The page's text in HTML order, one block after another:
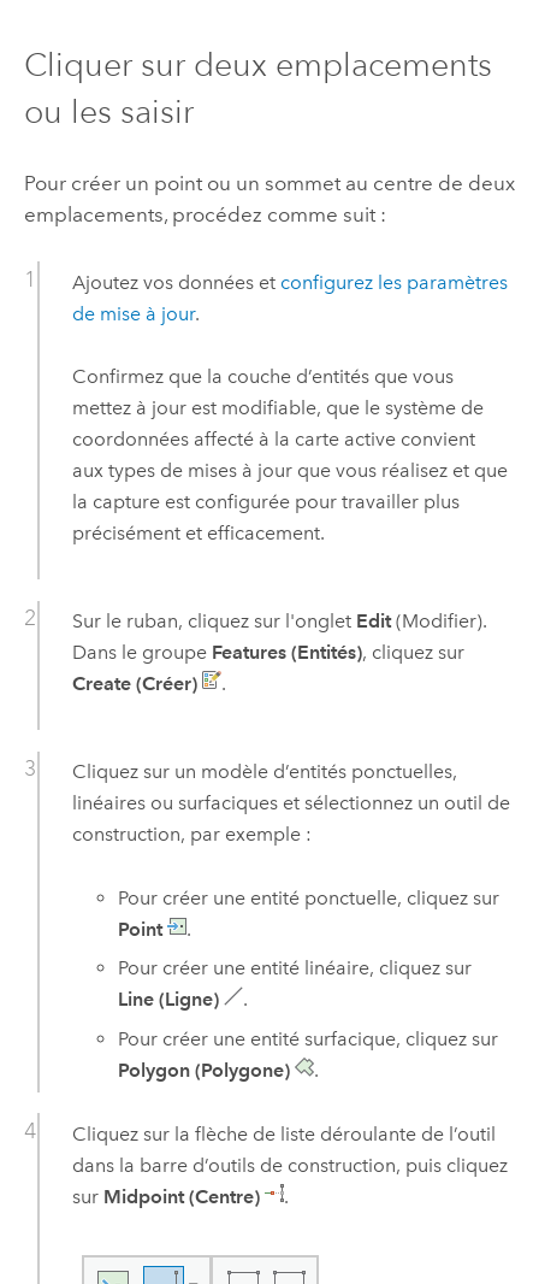
Cliquer sur deux emplacements
ou les saisir
Pour créer un point ou un sommet au centre de deux
emplacements, procédez comme suit :
Ajoutez vos données et configurez les paramètres
de mise à jour.
Confirmez que la couche d’entités que vous
mettez à jour est modifiable, que le système de
coordonnées affecté à la carte active convient
aux types de mises à jour que vous réalisez et que
la capture est configurée pour travailler plus
précisément et efficacement.
Sur le ruban, cliquez sur l'onglet Edit(Modifier).
Dans le groupe Features (Entités), cliquez sur
Create (Créer)
.
Cliquez sur un modèle d’entités ponctuelles,
linéaires ou surfaciques et sélectionnez un outil de
construction, par exemple :
Pour créer une entité ponctuelle, cliquez sur
Point
.
Pour créer une entité linéaire, cliquez sur
Line (Ligne)
.
Pour créer une entité surfacique, cliquez sur
Polygon (Polygone)
.
Cliquez sur la flèche de liste déroulante de l’outil
dans la barre d’outils de construction, puis cliquez
sur Midpoint (Centre) .